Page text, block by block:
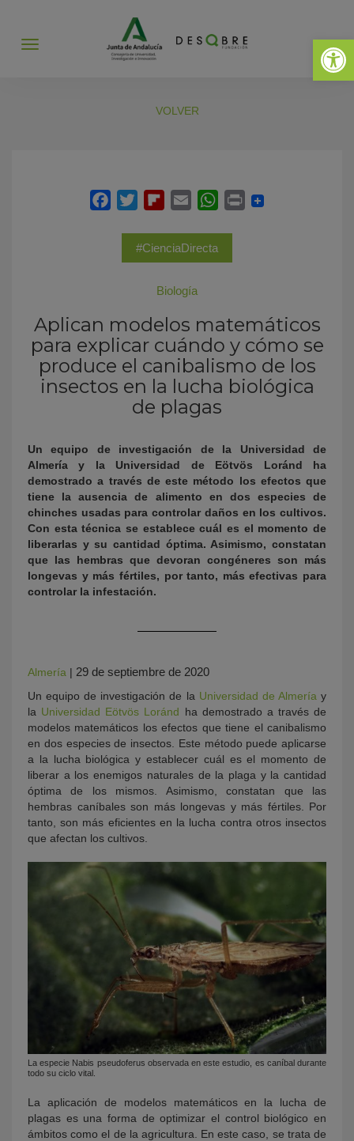
Abrir
Abrir
VOLVER
#CienciaDirecta
Biología
Aplican modelos matemáticos
para explicar cuándo y cómo se
produce el canibalismo de los
insectos en la lucha biológica
de plagas
Un equipo de investigación de la Universidad de
Almería y la Universidad de Eötvös Loránd ha
demostrado a través de este método los efectos que
tiene la ausencia de alimento en dos especies de
chinches usadas para controlar daños en los cultivos.
Con esta técnica se establece cuál es el momento de
liberarlas y su cantidad óptima. Asimismo, constatan
que las hembras que devoran congéneres son más
longevas y más fértiles, por tanto, más efectivas para
controlar la infestación.
Almería | 29 de septiembre de 2020
Un equipo de investigación de la Universidad de Almería y
la Universidad Eötvös Loránd ha demostrado a través de
modelos matemáticos los efectos que tiene el canibalismo
en dos especies de insectos. Este método puede aplicarse
a la lucha biológica y establecer cuál es el momento de
liberar a los enemigos naturales de la plaga y la cantidad
óptima de los mismos. Asimismo, constatan que las
hembras caníbales son más longevas y más fértiles. Por
tanto, son más eficientes en la lucha contra otros insectos
que afectan los cultivos.
La especie Nabis pseudoferus observada en este estudio, es caníbal durante
todo su ciclo vital.
La aplicación de modelos matemáticos en la lucha de
plagas es una forma de optimizar el control biológico en
ámbitos como el de la agricultura. En este caso, se trata de